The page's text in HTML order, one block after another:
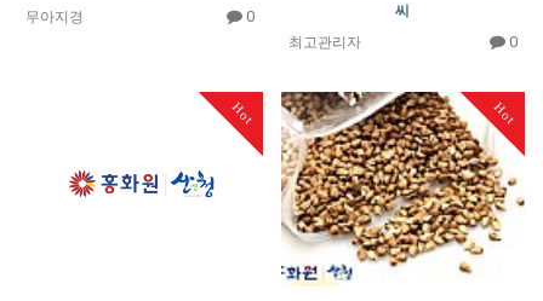
무아지경
0
씨
최고관리자
0
Hot Hot